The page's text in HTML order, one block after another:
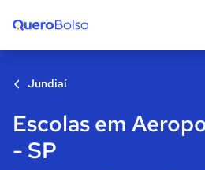
Jundiaí
Escolas em
- SP